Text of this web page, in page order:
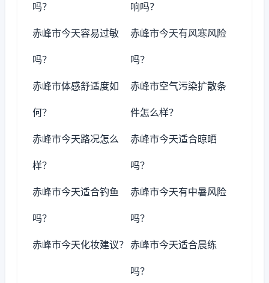
吗？ 响吗？
赤峰市今天容易过敏
吗？
赤峰市今天有风寒风险
吗？
赤峰市体感舒适度如
何？
赤峰市空气污染扩散条
件怎么样？
赤峰市今天路况怎么
样？
赤峰市今天适合晾晒
吗？
赤峰市今天适合钓鱼
吗？
赤峰市今天有中暑风险
吗？
赤峰市今天化妆建议？ 赤峰市今天适合晨练
吗？